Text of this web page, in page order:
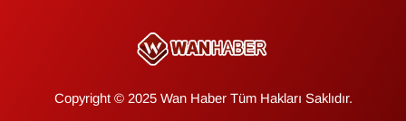
Copyright © 2025 Wan Haber Tüm Hakları Saklıdır.